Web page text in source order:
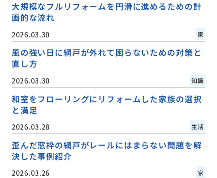
大規模なフルリフォームを円滑に進めるための計
画的な流れ
2026.03.30 家
風の強い日に網戸が外れて困らないための対策と
直し方
2026.03.30 知識
和室をフローリングにリフォームした家族の選択
と満足
2026.03.28 生活
歪んだ窓枠の網戸がレールにはまらない問題を解
決した事例紹介
2026.03.26 家